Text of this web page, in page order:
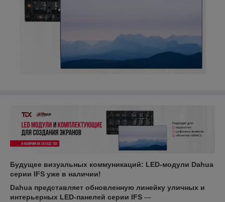
Будущее визуальных коммуникаций: LED-модули Dahua
серии IFS уже в наличии!
Dahua представляет обновленную линейку уличных и
интерьерных LED-панелей серии IFS —